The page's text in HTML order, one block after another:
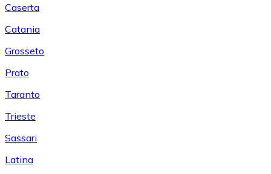
Caserta
Catania
Grosseto
Prato
Taranto
Trieste
Sassari
Latina